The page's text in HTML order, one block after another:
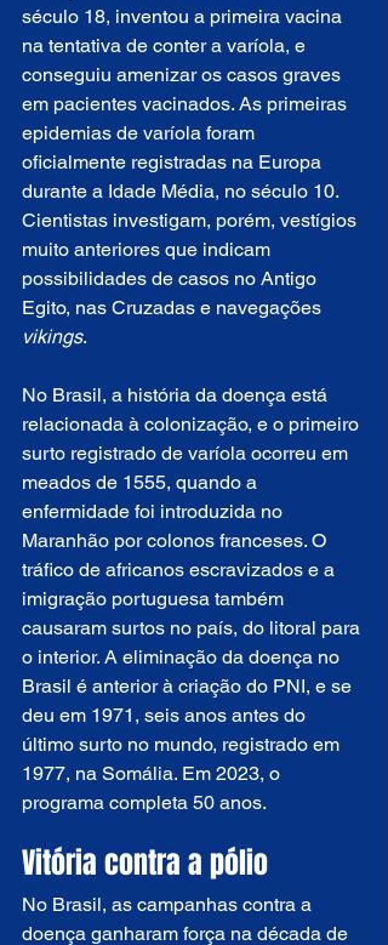
século 18, inventou a primeira vacina
na tentativa de conter a varíola, e
conseguiu amenizar os casos graves
em pacientes vacinados. As primeiras
epidemias de varíola foram
oficialmente registradas na Europa
durante a Idade Média, no século 10.
Cientistas investigam, porém, vestígios
muito anteriores que indicam
possibilidades de casos no Antigo
Egito, nas Cruzadas e navegações
vikings.
No Brasil, a história da doença está
relacionada à colonização, e o primeiro
surto registrado de varíola ocorreu em
meados de 1555, quando a
enfermidade foi introduzida no
Maranhão por colonos franceses. O
tráfico de africanos escravizados e a
imigração portuguesa também
causaram surtos no país, do litoral para
o interior. A eliminação da doença no
Brasil é anterior à criação do PNI, e se
deu em 1971, seis anos antes do
último surto no mundo, registrado em
1977, na Somália. Em 2023, o
programa completa 50 anos.
Vitória contra a pólio
No Brasil, as campanhas contra a
doença ganharam força na década de